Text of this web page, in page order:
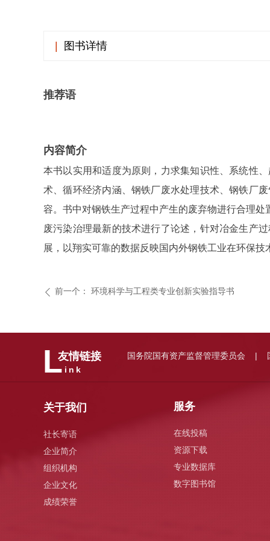
ꄴ 前一个： 环境科学与工程类专业创新实验指导书
推荐语
内容简介
本书以实用和适度为原则，力求集知识性、系统性
术、循环经济内涵、钢铁厂废水处理技术、钢铁厂
容。书中对钢铁生产过程中产生的废弃物进行合理
废污染治理最新的技术进行了论述，针对冶金生产
展，以翔实可靠的数据反映国内外钢铁工业在环保技
图书详情
关于我们
社长寄语
企业简介
组织机构
企业文化
成绩荣誉
服务
在线投稿
资源下载
专业数据库
数字图书馆
国务院国有资产监督管理委员会 |
Link
友情链接